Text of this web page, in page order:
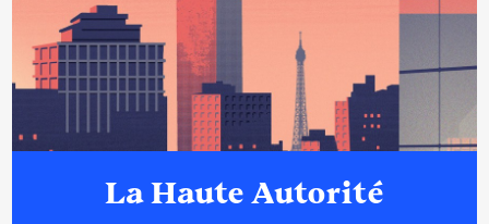
La Haute Autorité